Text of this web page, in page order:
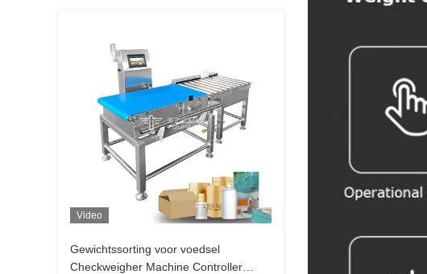
Video
Gewichtssorting voor voedsel
Checkweigher Machine Controller